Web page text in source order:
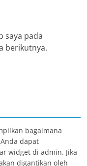
saya pada
berikutnya.
bagaimana
dapat
widget di admin. Jika
digantikan oleh